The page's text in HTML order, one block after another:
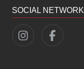
SOCIAL NETWORK